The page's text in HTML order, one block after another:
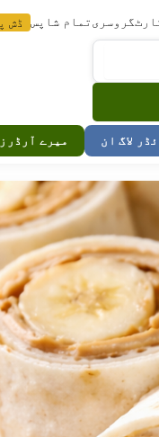
گروسریتمام شاپس ڈش
لاگ ان میرے آرڈرز